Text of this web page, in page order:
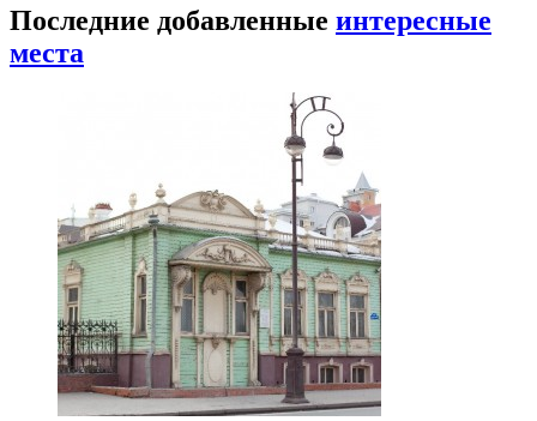
Последние добавленные интересные
места